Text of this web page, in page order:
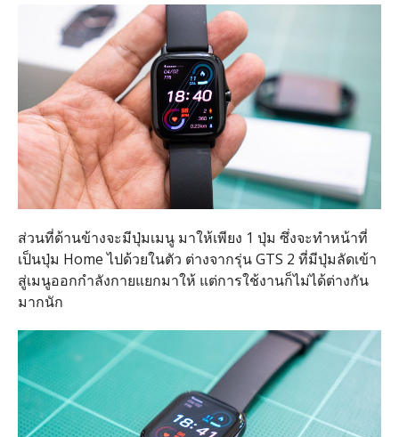
ส่วนที่ด้านข้างจะมีปุ่มเมนู มาให้เพียง 1 ปุ่ม ซึ่งจะทำหน้าที่
เป็นปุ่ม Home ไปด้วยในตัว ต่างจากรุ่น GTS 2 ที่มีปุ่มลัดเข้า
สู่เมนูออกกำลังกายแยกมาให้ แต่การใช้งานก็ไม่ได้ต่างกัน
มากนัก